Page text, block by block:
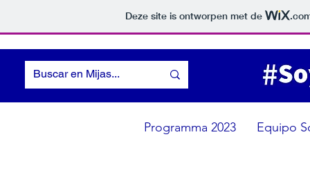
Deze site is ontworpen met de
Programma 2023 Equipo